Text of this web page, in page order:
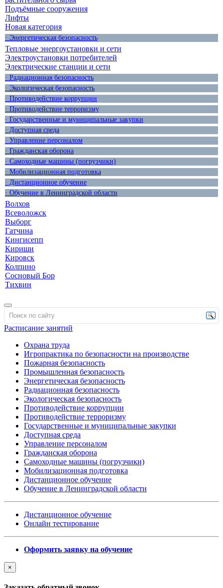
Подъёмные сооружения
Лифты
Новая категория
· Энергетическая безопасность
Тепловые энергоустановки и сети
Электроустановки потребителей
Электрические станции и сети
· Радиационная безопасность
· Экологическая безопасность
· Противодействие коррупции
· Противодействие терроризму
· Государственные и муниципальные закупки
· Доступная среда
· Управление персоналом
· Гражданская оборона
· Самоходные машины (погрузчики)
· Мобилизационная подготовка
· Дистанционное обучение
· Обучение в Ленинградской области
Волхов
Всеволожск
Выборг
Гатчина
Кингисепп
Кириши
Кировск
Колпино
Сосновый Бор
Тихвин
Расписание занятий
Охрана труда
Игропрактика по безопасности на производстве
Пожарная безопасность
Промышленная безопасность
Энергетическая безопасность
Радиационная безопасность
Экологическая безопасность
Противодействие коррупции
Противодействие терроризму
Государственные и муниципальные закупки
Доступная среда
Управление персоналом
Гражданская оборона
Самоходные машины (погрузчики)
Мобилизационная подготовка
Дистанционное обучение
Обучение в Ленинградской области
Дистанционное обучение
Онлайн тестирование
Оформить заявку на обучение
×